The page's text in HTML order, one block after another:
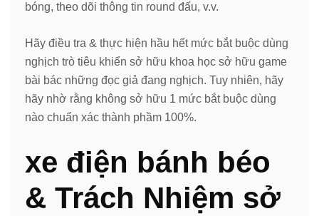
bóng, theo dõi thông tin round đấu, v.v.
Hãy điều tra & thực hiện hầu hết mức bắt buộc dùng
nghịch trò tiêu khiển sở hữu khoa học sở hữu game
bài bác những đọc giả đang nghịch. Tuy nhiên, hãy
hãy nhờ rằng không sở hữu 1 mức bắt buộc dùng
nào chuẩn xác thành phầm 100%.
xe điện bánh béo
& Trách Nhiệm sở